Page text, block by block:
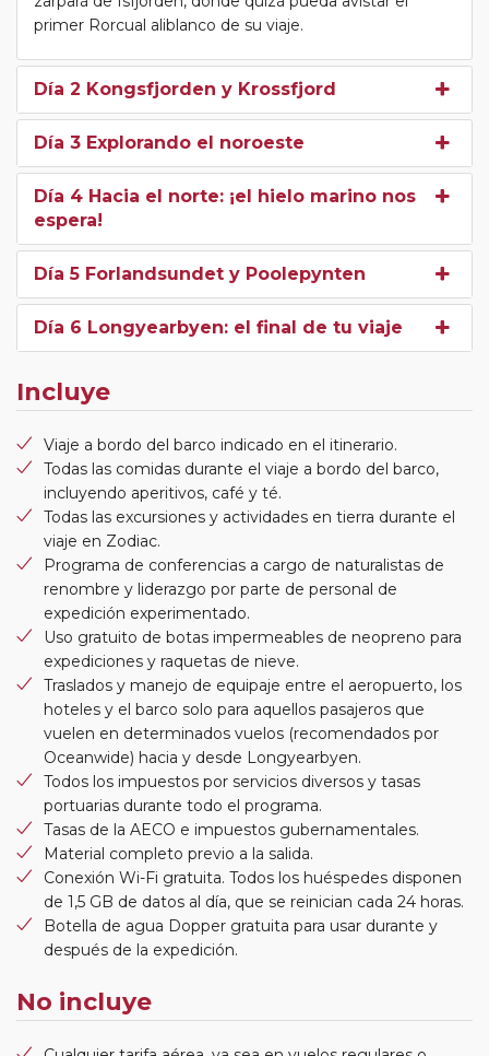
primer Rorcual aliblanco de su viaje.
Día 2 Kongsfjorden y Krossfjord
Día 3 Explorando el noroeste
Día 4 Hacia el norte: ¡el hielo marino nos
espera!
Día 5 Forlandsundet y Poolepynten
Día 6 Longyearbyen: el final de tu viaje
Incluye
Viaje a bordo del barco indicado en el itinerario.
Todas las comidas durante el viaje a bordo del barco,
incluyendo aperitivos, café y té.
Todas las excursiones y actividades en tierra durante el
viaje en Zodiac.
Programa de conferencias a cargo de naturalistas de
renombre y liderazgo por parte de personal de
expedición experimentado.
Uso gratuito de botas impermeables de neopreno para
expediciones y raquetas de nieve.
Traslados y manejo de equipaje entre el aeropuerto, los
hoteles y el barco solo para aquellos pasajeros que
vuelen en determinados vuelos (recomendados por
Oceanwide) hacia y desde Longyearbyen.
Todos los impuestos por servicios diversos y tasas
portuarias durante todo el programa.
Tasas de la AECO e impuestos gubernamentales.
Material completo previo a la salida.
Conexión Wi-Fi gratuita. Todos los huéspedes disponen
de 1,5 GB de datos al día, que se reinician cada 24 horas.
Botella de agua Dopper gratuita para usar durante y
después de la expedición.
No incluye